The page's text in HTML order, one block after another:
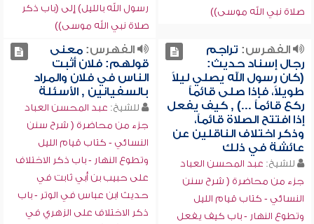
صلاة نبي الله موسى))
رسول الله بالليل) إلى (باب ذكر
صلاة نبي الله موسى))
الفهرس: تراجم
رجال إسناد حديث:
(كان رسول الله يصلي ليلاً
طويلاً، فإذا صلى قائماً
ركع قائماً ...) , كيف يفعل
إذا افتتح الصلاة قائماً،
وذكر اختلاف الناقلين عن
عائشة في ذلك
للشيخ: عبد المحسن العباد
جزء من محاضرة ( شرح سنن
النسائي - كتاب قيام الليل
وتطوع النهار - باب كيف يفعل
الفهرس:معنى
قولهم: فلان أثبت
الناس في فلان والمراد
بالسفيانين , الأسئلة
للشيخ: عبد المحسن العباد
جزء من محاضرة ( شرح سنن
النسائي - كتاب قيام الليل
وتطوع النهار - باب ذكر الاختلاف
على حبيب بن أبي ثابت في
حديث ابن عباس في الوتر - باب
ذكر الاختلاف على الزهري في